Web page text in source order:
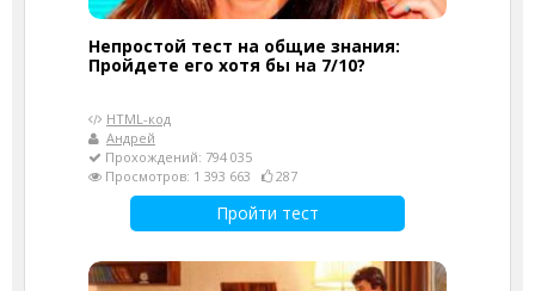
Непростой тест на общие знания:
Пройдете его хотя бы на 7/10?
HTML-код
Андрей
Прохождений: 794 035
Просмотров: 1 393 663
287
Пройти тест